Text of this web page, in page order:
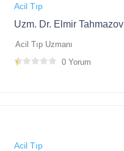
Acil Tıp
Uzm. Dr. Elmir Tahmazov
Acil Tıp Uzmanı
0 Yorum
Acil Tıp